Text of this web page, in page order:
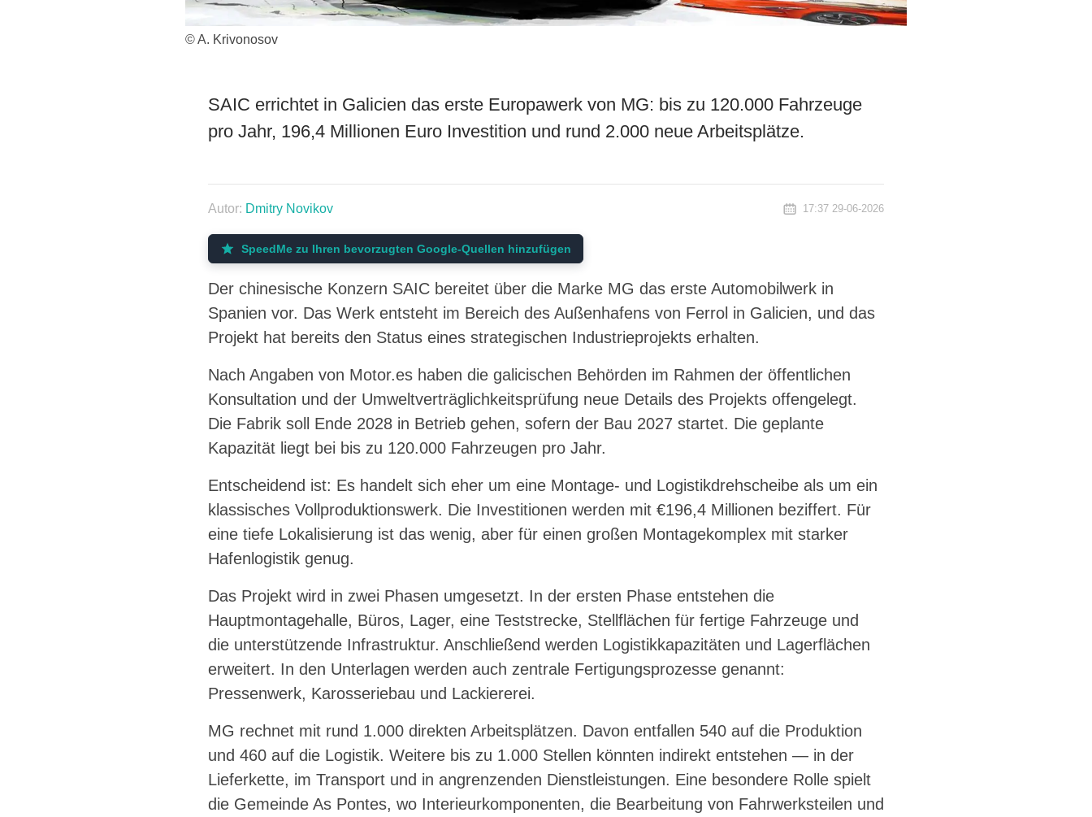
© A. Krivonosov
SAIC errichtet in Galicien das erste Europawerk von MG: bis zu 120.000 Fahrzeuge
pro Jahr, 196,4 Millionen Euro Investition und rund 2.000 neue Arbeitsplätze.
Autor: Dmitry Novikov 17:37 29-06-2026
SpeedMe zu Ihren bevorzugten Google-Quellen hinzufügen
Der chinesische Konzern SAIC bereitet über die Marke MG das erste Automobilwerk in
Spanien vor. Das Werk entsteht im Bereich des Außenhafens von Ferrol in Galicien, und das
Projekt hat bereits den Status eines strategischen Industrieprojekts erhalten.
Nach Angaben von Motor.es haben die galicischen Behörden im Rahmen der öffentlichen
Konsultation und der Umweltverträglichkeitsprüfung neue Details des Projekts offengelegt.
Die Fabrik soll Ende 2028 in Betrieb gehen, sofern der Bau 2027 startet. Die geplante
Kapazität liegt bei bis zu 120.000 Fahrzeugen pro Jahr.
Entscheidend ist: Es handelt sich eher um eine Montage- und Logistikdrehscheibe als um ein
klassisches Vollproduktionswerk. Die Investitionen werden mit €196,4 Millionen beziffert. Für
eine tiefe Lokalisierung ist das wenig, aber für einen großen Montagekomplex mit starker
Hafenlogistik genug.
Das Projekt wird in zwei Phasen umgesetzt. In der ersten Phase entstehen die
Hauptmontagehalle, Büros, Lager, eine Teststrecke, Stellflächen für fertige Fahrzeuge und
die unterstützende Infrastruktur. Anschließend werden Logistikkapazitäten und Lagerflächen
erweitert. In den Unterlagen werden auch zentrale Fertigungsprozesse genannt:
Pressenwerk, Karosseriebau und Lackiererei.
MG rechnet mit rund 1.000 direkten Arbeitsplätzen. Davon entfallen 540 auf die Produktion
und 460 auf die Logistik. Weitere bis zu 1.000 Stellen könnten indirekt entstehen — in der
Lieferkette, im Transport und in angrenzenden Dienstleistungen. Eine besondere Rolle spielt
die Gemeinde As Pontes, wo Interieurkomponenten, die Bearbeitung von Fahrwerksteilen und